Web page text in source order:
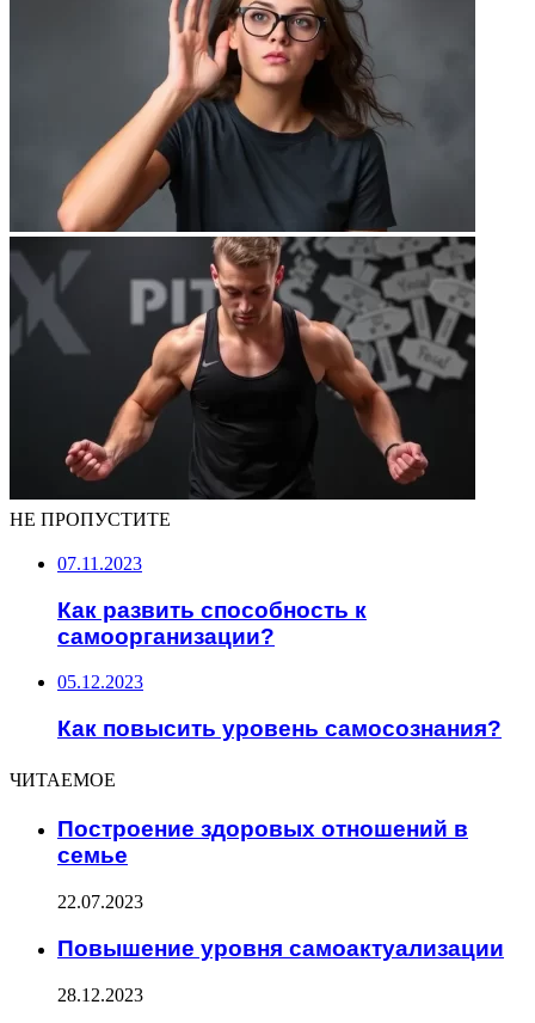
НЕ ПРОПУСТИТЕ
07.11.2023
Как развить способность к
самоорганизации?
05.12.2023
Как повысить уровень самосознания?
ЧИТАЕМОЕ
Построение здоровых отношений в
семье
22.07.2023
Повышение уровня самоактуализации
28.12.2023